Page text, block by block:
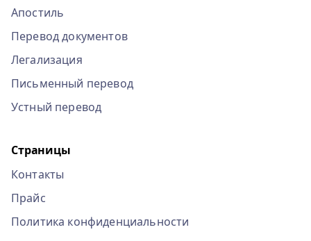
Апостиль
Перевод документов
Легализация
Письменный перевод
Устный перевод
Страницы
Контакты
Прайс
Политика конфиденциальности